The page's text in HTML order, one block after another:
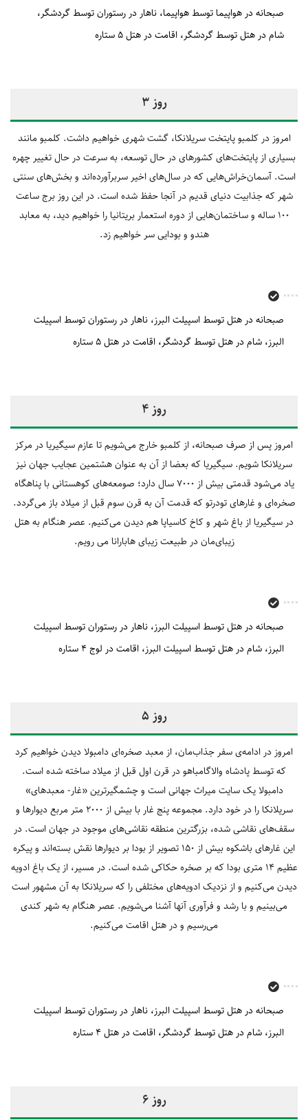
صبحانه در هواپیما توسط هواپیما ناهار در رستوران توسط گردشگر
شام در هتل توسط گردشگر اقامت در هتل 5 ستاره
روز 3
امروز در کلمبو پایتخت سریلانکا، گشت شهری خواهیم داشت. کلمبو مانند
بسیاری از پایتخت‌های کشورهای در حال توسعه، به سرعت در حال تغییر چهره
است. آسمان‌خراش‌هایی که در سال‌های اخیر سربرآورده‌اند و بخش‌های سنتی
شهر که جذابیت دنیای قدیم در آنجا حفظ شده است. در این روز برج ساعت
100 ساله و ساختمان‌هایی از دوره استعمار بریتانیا را خواهیم دید، به معابد
هندو و بودایی سر خواهیم زد.
صبحانه در هتل توسط اسپیلت البرز ناهار در رستوران توسط اسپیلت
البرز شام در هتل توسط گردشگر اقامت در هتل 5 ستاره
روز 4
امروز پس از صرف صبحانه، از کلمبو خارج می‌شویم تا عازم سیگیریا در مرکز
سریلانکا شویم. سیگیریا که بعضا از آن به عنوان هشتمین عجایب جهان نیز
یاد می‌شود قدمتی بیش از 7000 سال دارد؛ صومعه‌ه‎ای کوهستانی با پناهگاه
صخره‌ای و غارهای تودرتو که قدمت آن به قرن سوم قبل از میلاد باز می‌گردد.
در سیگیریا از باغ شهر و کاخ کاسیاپا هم دیدن می‌کنیم. عصر هنگام به هتل
زیبای‌مان در طبیعت زیبای هابارانا می ‎رویم.
صبحانه در هتل توسط اسپیلت البرز ناهار در رستوران توسط اسپیلت
البرز شام در هتل توسط اسپیلت البرز اقامت در لوج 4 ستاره
روز 5
امروز در ادامه‌ی سفر جذاب‌مان، از معبد صخره‌ای دامبولا دیدن خواهیم کرد
که توسط پادشاه والاگامباهو در قرن اول قبل از میلاد ساخته شده است.
دامبولا یک سایت میراث جهانی است و چشمگیرترین «غار- معبدهای»
سریلانکا را در خود دارد. مجموعه پنج غار با بیش از 2000 متر مربع دیوارها و
سقف‌های نقاشی شده، بزرگترین منطقه نقاشی‌های موجود در جهان است. در
این غارهای باشکوه بیش از 150 تصویر از بودا بر دیوارها نقش بسته‌اند و پیکره
عظیم 14 متری بودا که بر صخره حکاکی شده است. در مسیر، از یک باغ ادویه
دیدن می‌کنیم و از نزدیک ادویه‌های مختلفی را که سریلانکا به آن مشهور است
می‌بینیم و با رشد و فرآوری آنها آشنا می‌شویم. عصر هنگام به شهر کندی
می‌رسیم و در هتل اقامت می‌کنیم.
صبحانه در هتل توسط اسپیلت البرز ناهار در رستوران توسط اسپیلت
البرز شام در هتل توسط گردشگر اقامت در هتل 4 ستاره
روز 6